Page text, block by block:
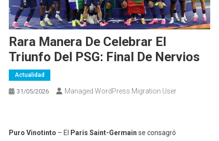
Rara Manera De Celebrar El
Triunfo Del PSG: Final De Nervios
Actualidad
31/05/2026 Managed WordPress Migration User
Puro Vinotinto – El Paris Saint-Germain se consagró